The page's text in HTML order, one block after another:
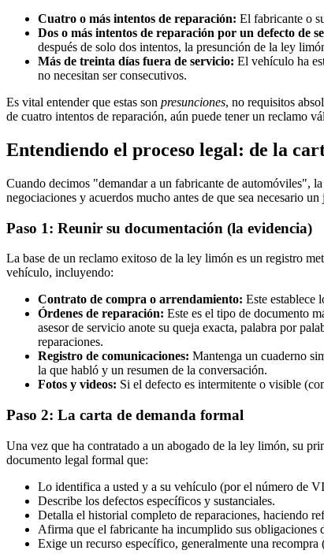
Cuatro o más intentos de reparación: El fabricante o
Dos o más intentos de reparación por un defecto de
después de solo dos intentos, la presunción de la ley
Más de treinta días fuera de servicio: El vehículo ha
no necesitan ser consecutivos.
Es vital entender que estas son presunciones, no requisitos
de cuatro intentos de reparación, aún puede tener un reclamo
Entendiendo el proceso legal: de la
Cuando decimos "demandar a un fabricante de automóviles",
negociaciones y acuerdos mucho antes de que sea necesario
Paso 1: Reunir su documentación (la evidencia)
La base de un reclamo exitoso de la ley limón es un registro
vehículo, incluyendo:
Contrato de compra o arrendamiento: Este establece
Órdenes de reparación: Este es el tipo de documento
asesor de servicio anote su queja exacta, palabra por
reparaciones.
Registro de comunicaciones: Mantenga un cuaderno
la que habló y un resumen de la conversación.
Fotos y videos: Si el defecto es intermitente o visible
Paso 2: La carta de demanda formal
Una vez que ha contratado a un abogado de la ley limón, su
documento legal formal que:
Lo identifica a usted y a su vehículo (por el número de
Describe los defectos específicos y sustanciales.
Detalla el historial completo de reparaciones, haciendo
Afirma que el fabricante ha incumplido sus obligaciones
Exige un recurso específico, generalmente una